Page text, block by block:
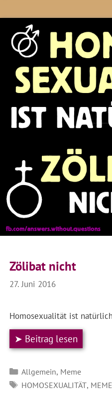
Zölibat nicht
27. Juni 2016
Homosexualität ist
➤ Beitrag lesen
Kategorien
Allgemein, Meme
SCHLAGWÖRTER
HOMOSEXUALITÄT, MEME